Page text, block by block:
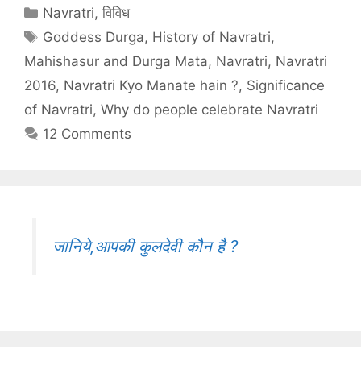
Categories
Navratri,विविध
Tags
Goddess Durga, History of Navratri,
Mahishasur and Durga Mata, Navratri, Navratri
2016, Navratri Kyo Manate hain ?, Significance
of Navratri, Why do people celebrate Navratri
12 Comments
जानिये,आपकी कुलदेवी कौन है ?